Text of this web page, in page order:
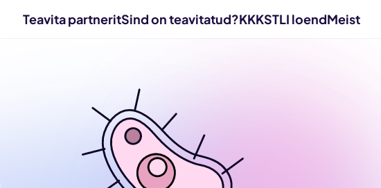
Teavita partneritSind on teavitatud?KKKSTLI loendMeist